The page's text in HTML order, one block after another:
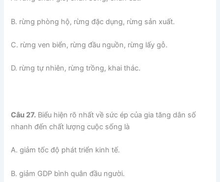
B. rừng phòng hộ, rừng đặc dụng, rừng sản xuất.
C. rừng ven biển, rừng đầu nguồn, rừng lấy gỗ.
D. rừng tự nhiên, rừng trồng, khai thác.
Câu 27. Biểu hiện rõ nhất về sức ép của gia tăng dân số
nhanh đến chất lượng cuộc sống là
A. giảm tốc độ phát triển kinh tế.
B. giảm GDP bình quân đầu người.